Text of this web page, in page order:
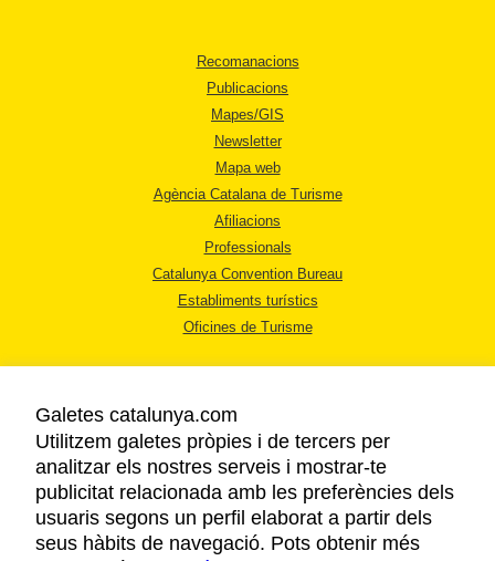
Recomanacions
Publicacions
Mapes/GIS
Newsletter
Mapa web
Agència Catalana de Turisme
Afiliacions
Professionals
Catalunya Convention Bureau
Establiments turístics
Oficines de Turisme
AVÍS LEGAL
POLÍTICA DE PRIVACITAT
COOKIES
Galetes catalunya.com
Utilitzem galetes pròpies i de tercers per
analitzar els nostres serveis i mostrar-te
publicitat relacionada amb les preferències dels
usuaris segons un perfil elaborat a partir dels
seus hàbits de navegació. Pots obtenir més